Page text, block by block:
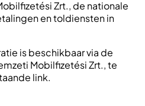
Zrt., de nationale
en toldiensten in
is beschikbaar via de
Mobilfizetési Zrt., te
link.